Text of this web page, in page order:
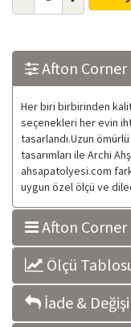
Afton Corner
Her biri birbirinden
seçenekleri her evin
tasarlandı.Uzun
tasarımları ile Archi
ahsapatolyesi.com
uygun özel ölçü ve
Afton
Ölçü
İade &